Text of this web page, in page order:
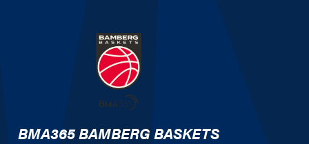
BMA365 BAMBERG BASKETS